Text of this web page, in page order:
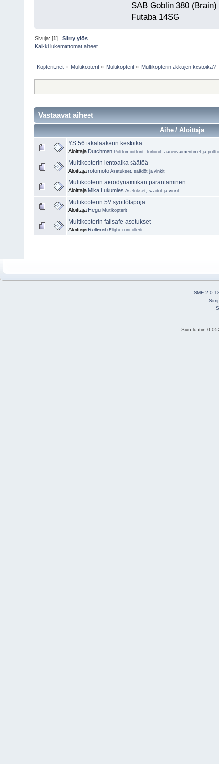
SAB Goblin 380 (Brain)
Futaba
Sivuja: [1]Siirry ylös
Kaikki lukemattomat aiheet
Kopterit.net » Multikopterit» Multikopterit» Multikopterin akkujen kestoikä?
Vastaavat aiheet
Aihe / Aloittaja
YS 56 takalaakerin kestoikä
Aloittaja Dutchman Polttomoottorit, turbiinit, äänenvaimentimet ja
Multikopterin lentoaika säätöä
Aloittaja rotomoto Asetukset, säädöt ja vinkit
Multikopterin aerodynamiikan parantaminen
Aloittaja Mika Lukumies Asetukset, säädöt ja vinkit
Multikopterin 5V syöttötapoja
Aloittaja Hegu Multikopterit
Multikopterin failsafe-asetukset
Aloittaja Rollerah Flight controllerit
SMF
Sivu luotiin